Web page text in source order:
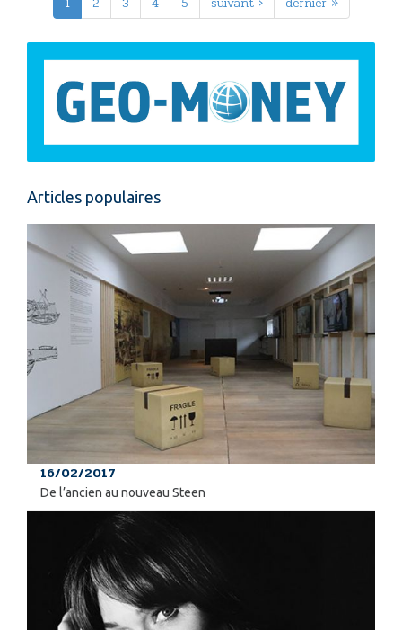
Articles populaires
16/02/2017
De l’ancien au nouveau Steen